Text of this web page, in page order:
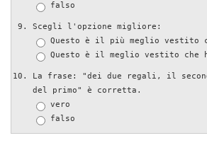
falso
Scegli l'opzione migliore:
Questo è il più meglio vestito
Questo è il meglio vestito che
La frase: "dei due regali, il
del primo" è corretta.
vero
falso